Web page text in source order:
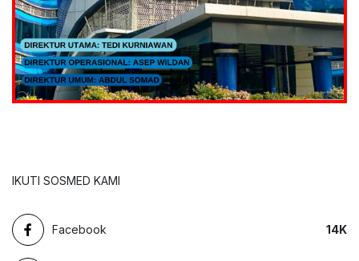
IKUTI SOSMED KAMI
Facebook 14K